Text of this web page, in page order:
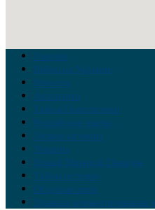
Главная
Война на Украине
Новости
Аналитика
Тайны Геополитики
Российские элиты
Теория заговора
Украина
Новый Мировой Порядок
Тайны истории
Обратная связь
Правила комментирования